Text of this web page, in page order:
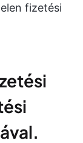
fizetési